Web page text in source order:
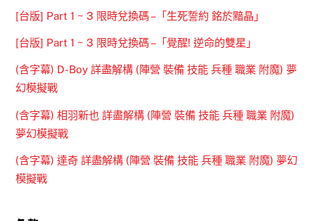
[台版] Part 1 ~ 3 限時兌換碼 –「生死誓約 銘於黯晶」
[台版] Part 1 ~ 3 限時兌換碼 –「覺醒! 逆命的雙星」
(含字幕) D-Boy 詳盡解構 (陣營 裝備 技能 兵種 職業 附魔) 夢
幻模擬戰
(含字幕) 相羽新也 詳盡解構 (陣營 裝備 技能 兵種 職業 附魔)
夢幻模擬戰
(含字幕) 達奇 詳盡解構 (陣營 裝備 技能 兵種 職業 附魔) 夢幻
模擬戰